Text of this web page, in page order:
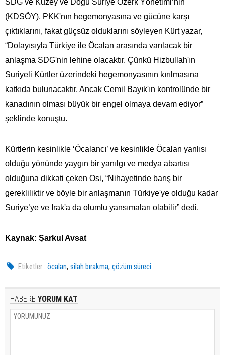
(KDSÖY), PKK'nın hegemonyasına ve gücüne karşı
çıktıklarını, fakat güçsüz olduklarını söyleyen Kürt yazar,
“Dolayısıyla Türkiye ile Öcalan arasında varılacak bir
anlaşma SDG'nin lehine olacaktır. Çünkü Hizbullah'ın
Suriyeli Kürtler üzerindeki hegemonyasının kırılmasına
katkıda bulunacaktır. Ancak Cemil Bayık'ın kontrolünde bir
kanadının olması büyük bir engel olmaya devam ediyor”
şeklinde konuştu.
Kürtlerin kesinlikle ‘Öcalancı’ ve kesinlikle Öcalan yanlısı
olduğu yönünde yaygın bir yanılgı ve medya abartısı
olduğuna dikkati çeken Osi, “Nihayetinde barış bir
gerekliliktir ve böyle bir anlaşmanın Türkiye'ye olduğu kadar
Suriye’ye ve Irak'a da olumlu yansımaları olabilir” dedi.
Kaynak: Şarkul Avsat
Etiketler : öcalan,silah bırakma,çözüm süreci
HABERE YORUM KAT